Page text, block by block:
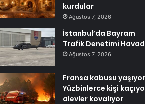
kurdular
Ağustos 7, 2026
İstanbul’da Bayram
Trafik Denetimi
Ağustos 7, 2026
Fransa kabusu
Yüzbinlerce kişi
alevler kovalıyor